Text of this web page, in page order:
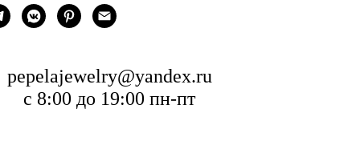
pepelajewelry@yandex.ru
с 8:00 до 19:00 пн-пт